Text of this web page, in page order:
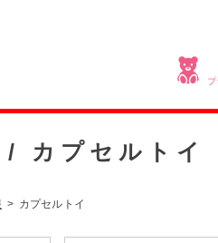
/ カプセルトイ
カプセルトイ